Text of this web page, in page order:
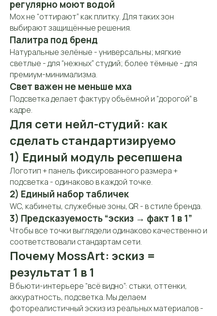
регулярно моют водой
Мох не “оттирают” как плитку. Для таких зон
выбирают защищённые решения.
Палитра под бренд
Натуральные зелёные - универсальны; мягкие
светлые - для “нежных” студий; более тёмные - для
премиум-минимализма.
Свет важен не меньше мха
Подсветка делает фактуру объёмной и “дорогой” в
кадре.
Для сети нейл-студий: как
сделать стандартизируемо
1) Единый модуль ресепшена
Логотип + панель фиксированного размера +
подсветка - одинаково в каждой точке.
2) Единый набор табличек
WC, кабинеты, служебные зоны, QR - в стиле бренда.
3) Предсказуемость “эскиз → факт 1 в 1”
Чтобы все точки выглядели одинаково качественно и
соответствовали стандартам сети.
Почему MossArt: эскиз =
результат 1 в 1
В бьюти-интерьере “всё видно”: стыки, оттенки,
аккуратность, подсветка. Мы делаем
фотореалистичный эскиз из реальных материалов -
Контактная информация
Контакты
Телефон:
E-mail:
Мессенджеры:
Адрес:
+7 (906) 083-26-41
mossart888@gmail.com
127422, Москва, м. «Дмитровская», ул.
Тимирязевская, д. 13 (вход со двора,
2-й этаж)
Пн-Пт: 10:00-19:00
Сб: 12:00-17:00
Шоу-рум работает по
предварительной
записи
Часы работы: